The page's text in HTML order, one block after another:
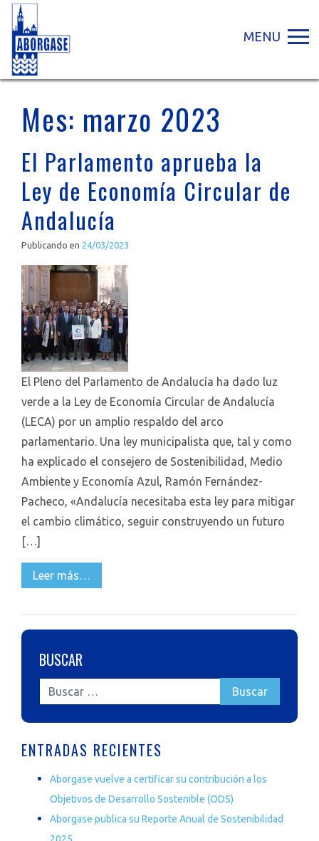
Mes: marzo 2023
El Parlamento aprueba la
Ley de Economía Circular de
Andalucía
Publicando en 24/03/2023
El Pleno del Parlamento de Andalucía ha dado luz
verde a la Ley de Economía Circular de Andalucía
(LECA) por un amplio respaldo del arco
parlamentario. Una ley municipalista que, tal y como
ha explicado el consejero de Sostenibilidad, Medio
Ambiente y Economía Azul, Ramón Fernández-
Pacheco, «Andalucía necesitaba esta ley para mitigar
el cambio climático, seguir construyendo un futuro
[…]
Leer más…
BUSCAR
ENTRADAS RECIENTES
Aborgase vuelve a certificar su contribución a los
Objetivos de Desarrollo Sostenible (ODS)
Aborgase publica su Reporte Anual de Sostenibilidad
2025
MENU